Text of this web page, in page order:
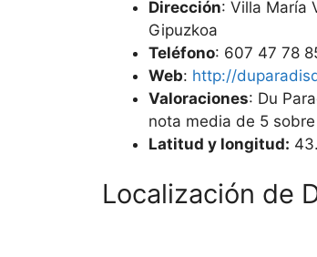
Dirección: Villa María
Gipuzkoa
Teléfono: 607 47 78
Web: http://
Valoraciones: Du
nota media de 5
Latitud y longitud:
Localización de